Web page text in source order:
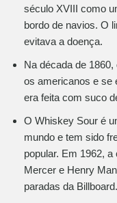
século XVIII como
bordo de navios. O
evitava a doença.
Na década de
os americanos e se
era feita com suco
O Whiskey Sour é
mundo e tem sido
popular. Em 1962,
Mercer e Henry
paradas da Billboard.